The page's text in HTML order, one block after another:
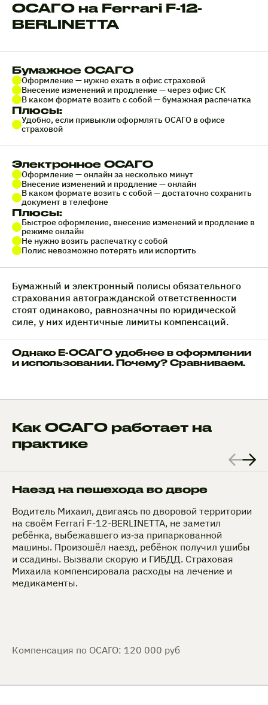
ОСАГО на Ferrari F-12-
BERLINETTA
Бумажное ОСАГО
Оформление — нужно ехать в офис страховой
Внесение изменений и продление — через офис СК
В каком формате возить с собой — бумажная распечатка
Плюсы:
Удобно, если привыкли оформлять ОСАГО в офисе
страховой
Электронное ОСАГО
Оформление — онлайн за несколько минут
Внесение изменений и продление — онлайн
В каком формате возить с собой — достаточно сохранить
документ в телефоне
Плюсы:
Быстрое оформление, внесение изменений и продление в
режиме онлайн
Не нужно возить распечатку с собой
Полис невозможно потерять или испортить
Бумажный и электронный полисы обязательного
страхования автогражданской ответственности
стоят одинаково, равнозначны по юридической
силе, у них идентичные лимиты компенсаций.
Однако Е-ОСАГО удобнее в оформлении
и использовании. Почему? Сравниваем.
Как ОСАГО работает на
практике
Наезд на пешехода во дворе
Водитель Михаил, двигаясь по дворовой территории
на своём Ferrari F-12-BERLINETTA, не заметил
ребёнка, выбежавшего из‑за припаркованной
машины. Произошёл наезд, ребёнок получил ушибы
и ссадины. Вызвали скорую и ГИБДД. Страховая
Михаила компенсировала расходы на лечение и
медикаменты.
Компенсация по ОСАГО: 120 000 руб